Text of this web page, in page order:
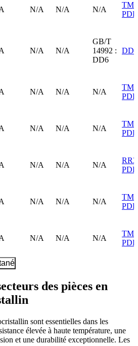
N/A N/A N/A
PDF
N/A N/A
GB/T
14992 :
DD6
N/A N/A N/A
PDF
N/A N/A N/A
PDF
N/A N/A N/A
PDF
N/A N/A N/A
PDF
N/A N/A N/A
PDF
des pièces en
sont essentielles dans les
élevée à haute température, une
et une durabilité exceptionnelle. Les